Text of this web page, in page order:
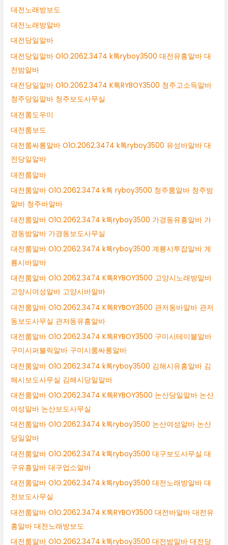
대전노래방보도
대전노래방알바
대전당일알바
대전당일알바 O1O.2062.3474 k톡ryboy3500 대전유흥알바 대
전밤알바
대전당일알바 O1O.2062.3474 K톡RYBOY3500 청주고소득알바
청주당일알바 청주보도사무실
대전룸도우미
대전룸보도
대전룸싸롱알바 O1O.2062.3474 k톡ryboy3500 유성바알바 대
전당일알바
대전룸알바
대전룸알바 O1O.2062.3474 k톡 ryboy3500 청주룸알바 청주밤
알바 청주바알바
대전룸알바 O1O.2062.3474 k톡ryboy3500 가경동유흥알바 가
경동밤알바 가경동보도사무실
대전룸알바 O1O.2062.3474 k톡ryboy3500 계룡시투잡알바 계
룡시바알바
대전룸알바 O1O.2062.3474 K톡RYBOY3500 고양시노래방알바
고양시여성알바 고양시바알바
대전룸알바 O1O.2062.3474 K톡RYBOY3500 관저동바알바 관저
동보도사무실 관저동유흥알바
대전룸알바 O1O.2062.3474 K톡RYBOY3500 구미시테이블알바
구미시퍼블릭알바 구미시룸싸롱알바
대전룸알바 O1O.2062.3474 k톡ryboy3500 김해시유흥알바 김
해시보도사무실 김해시당일알바
대전룸알바 O1O.2062.3474 K톡RYBOY3500 논산당일알바 논산
여성알바 논산보도사무실
대전룸알바 O1O.2062.3474 k톡ryboy3500 논산여성알바 논산
당일알바
대전룸알바 O1O.2062.3474 k톡ryboy3500 대구보도사무실 대
구유흥알바 대구업소알바
대전룸알바 O1O.2062.3474 k톡ryboy3500 대전노래방알바 대
전보도사무실
대전룸알바 O1O.2062.3474 K톡RYBOY3500 대전바알바 대전유
흥알바 대전노래방보도
대전룸알바 O1O.2062.3474 k톡ryboy3500 대전밤알바 대전당